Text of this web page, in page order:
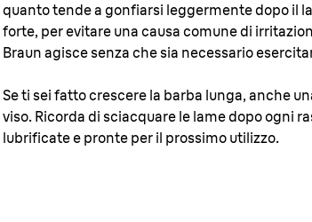
quanto tende a gonfiarsi leggermente dopo il
forte, per evitare una causa comune di
Braun agisce senza che sia necessario
Se ti sei fatto crescere la barba lunga, anche
viso. Ricorda di sciacquare le lame dopo ogni
lubrificate e pronte per il prossimo utilizzo.